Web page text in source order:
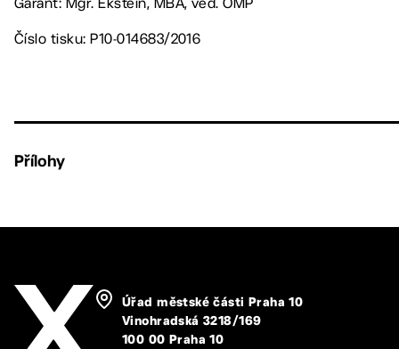
Číslo tisku: P10-014683/2016
Přílohy
Úřad městské části Praha 10
Vinohradská 3218/169
100 00 Praha 10